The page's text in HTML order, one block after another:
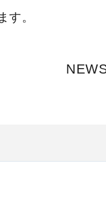
す。